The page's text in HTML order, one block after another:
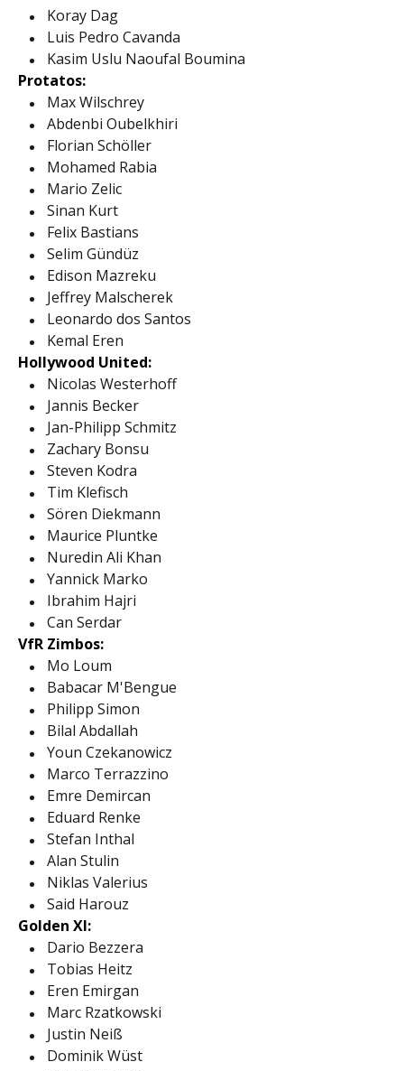
Koray Dag
Luis Pedro Cavanda
Kasim Uslu Naoufal Boumina
Protatos:
Max Wilschrey
Abdenbi Oubelkhiri
Florian Schöller
Mohamed Rabia
Mario Zelic
Sinan Kurt
Felix Bastians
Selim Gündüz
Edison Mazreku
Jeffrey Malscherek
Leonardo dos Santos
Kemal Eren
Hollywood United:
Nicolas Westerhoff
Jannis Becker
Jan-Philipp Schmitz
Zachary Bonsu
Steven Kodra
Tim Klefisch
Sören Diekmann
Maurice Pluntke
Nuredin Ali Khan
Yannick Marko
Ibrahim Hajri
Can Serdar
VfR Zimbos:
Mo Loum
Babacar M'Bengue
Philipp Simon
Bilal Abdallah
Youn Czekanowicz
Marco Terrazzino
Emre Demircan
Eduard Renke
Stefan Inthal
Alan Stulin
Niklas Valerius
Said Harouz
Golden XI:
Dario Bezzera
Tobias Heitz
Eren Emirgan
Marc Rzatkowski
Justin Neiß
Dominik Wüst